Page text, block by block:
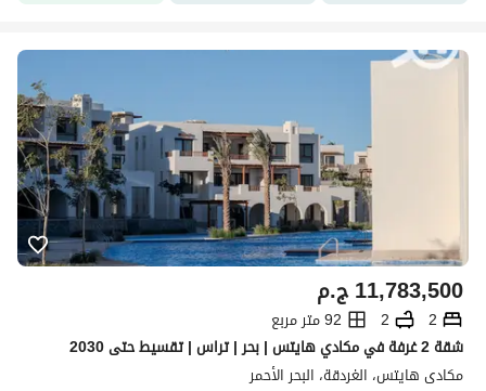
ج.م11,783,500
2
2
92 متر مربع
شقة 2 غرفة في مكادي هايتس | بحر | تراس | تقسيط حتى 2030
مكادى هايتس، الغردقة، البحر الأحمر